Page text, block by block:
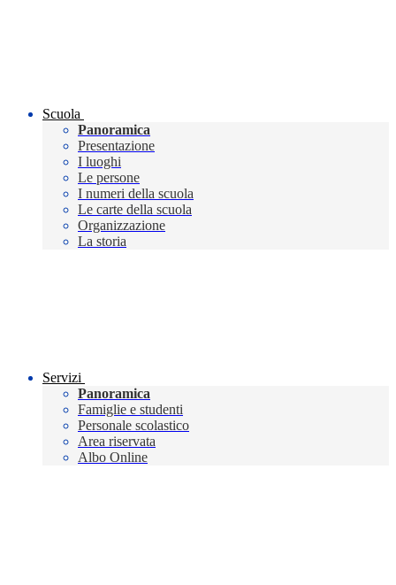
Scuola
Panoramica
Presentazione
I luoghi
Le persone
I numeri della scuola
Le carte della scuola
Organizzazione
La storia
Servizi
Panoramica
Famiglie e studenti
Personale scolastico
Area riservata
Albo Online